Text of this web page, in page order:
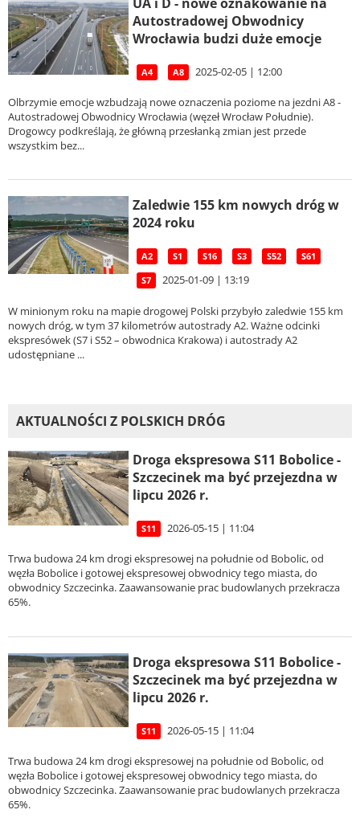
Autostradowej Obwodnicy
Wrocławia budzi duże emocje
A4 A8 2025-02-05 | 12:00
Olbrzymie emocje wzbudzają nowe oznaczenia poziome na jezdni A8 -
Autostradowej Obwodnicy Wrocławia (węzeł Wrocław Południe).
Drogowcy podkreślają, że główną przesłanką zmian jest przede
wszystkim bez...
Zaledwie 155 km nowych dróg w
2024 roku
A2 S1 S16 S3 S52 S61
S7 2025-01-09 | 13:19
W minionym roku na mapie drogowej Polski przybyło zaledwie 155 km
nowych dróg, w tym 37 kilometrów autostrady A2. Ważne odcinki
ekspresówek (S7 i S52 – obwodnica Krakowa) i autostrady A2
udostępniane ...
AKTUALNOŚCI Z POLSKICH DRÓG
Droga ekspresowa S11 Bobolice -
Szczecinek ma być przejezdna w
lipcu 2026 r.
S11 2026-05-15 | 11:04
Trwa budowa 24 km drogi ekspresowej na południe od Bobolic, od
węzła Bobolice i gotowej ekspresowej obwodnicy tego miasta, do
obwodnicy Szczecinka. Zaawansowanie prac budowlanych przekracza
65%.
Droga ekspresowa S11 Bobolice -
Szczecinek ma być przejezdna w
lipcu 2026 r.
S11 2026-05-15 | 11:04
Trwa budowa 24 km drogi ekspresowej na południe od Bobolic, od
węzła Bobolice i gotowej ekspresowej obwodnicy tego miasta, do
obwodnicy Szczecinka. Zaawansowanie prac budowlanych przekracza
65%.